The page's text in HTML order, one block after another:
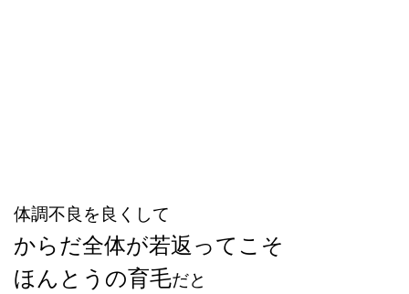
体調不良を良くして
からだ全体が若返ってこそ
ほんとうの育毛だと